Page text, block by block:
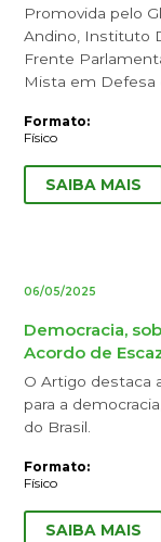
Promovida pelo
Andino, Instituto
Frente
Mista em Defesa
Formato:
Físico
SAIBA MAIS
06/05/2025
Democracia,
Acordo de
O Artigo destaca
para a
do Brasil.
Formato:
Físico
SAIBA MAIS